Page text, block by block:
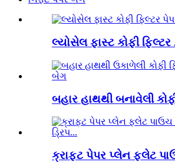
લ્યોસેલ ફાસ્ટ કોફી ફિલ્ટર
બહાર હાથથી બનાવેલી
ક્રાફ્ટ પેપર પ્લેન ફ્લેટ